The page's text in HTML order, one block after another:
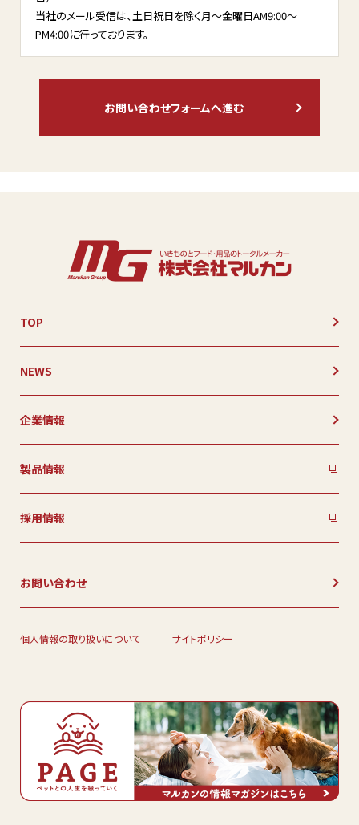
当社のメール受信は、土日祝日を除く月～金曜日AM9:00～
PM4:00に行っております。
お問い合わせフォームへ進む
TOP
NEWS
企業情報
製品情報
採用情報
お問い合わせ
個人情報の取り扱いについて サイトポリシー